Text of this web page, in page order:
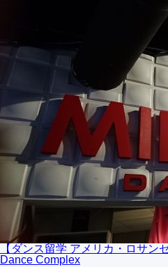
【ダンス留学 アメリカ・ロサン
Dance Complex